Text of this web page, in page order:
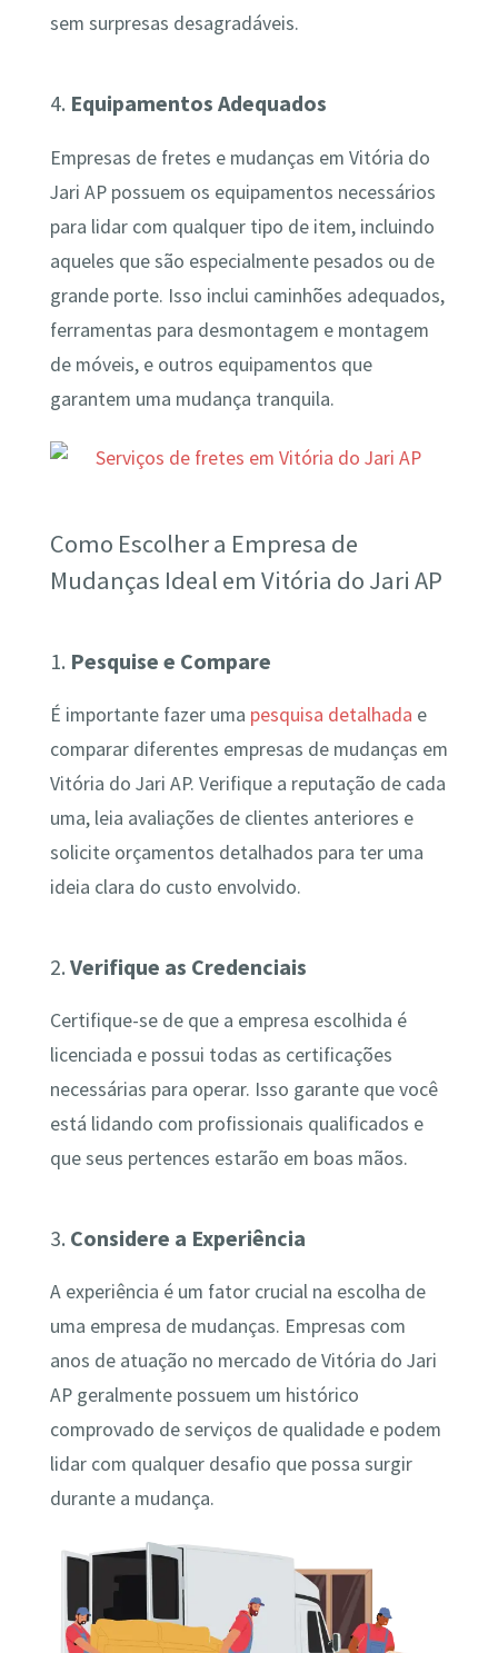
sem surpresas desagradáveis.
4. Equipamentos Adequados
Empresas de fretes e mudanças em Vitória do
Jari AP possuem os equipamentos necessários
para lidar com qualquer tipo de item, incluindo
aqueles que são especialmente pesados ou de
grande porte. Isso inclui caminhões adequados,
ferramentas para desmontagem e montagem
de móveis, e outros equipamentos que
garantem uma mudança tranquila.
Como Escolher a Empresa de
Mudanças Ideal em Vitória do Jari AP
1. Pesquise e Compare
É importante fazer uma pesquisa detalhada e
comparar diferentes empresas de mudanças em
Vitória do Jari AP. Verifique a reputação de cada
uma, leia avaliações de clientes anteriores e
solicite orçamentos detalhados para ter uma
ideia clara do custo envolvido.
2. Verifique as Credenciais
Certifique-se de que a empresa escolhida é
licenciada e possui todas as certificações
necessárias para operar. Isso garante que você
está lidando com profissionais qualificados e
que seus pertences estarão em boas mãos.
3. Considere a Experiência
A experiência é um fator crucial na escolha de
uma empresa de mudanças. Empresas com
anos de atuação no mercado de Vitória do Jari
AP geralmente possuem um histórico
comprovado de serviços de qualidade e podem
lidar com qualquer desafio que possa surgir
durante a mudança.